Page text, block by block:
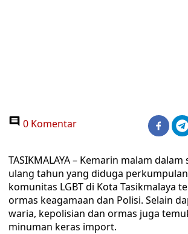
0 Komentar
TASIKMALAYA – Kemarin malam
ulang tahun yang diduga
komunitas LGBT di Kota Tasikmalaya
ormas keagamaan dan Polisi. Selain
waria, kepolisian dan ormas juga
minuman keras import.